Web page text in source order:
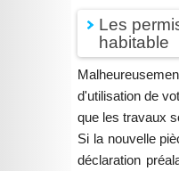
Les
habitable
d'utilisation de
que les travaux
Si la nouvelle
déclaration